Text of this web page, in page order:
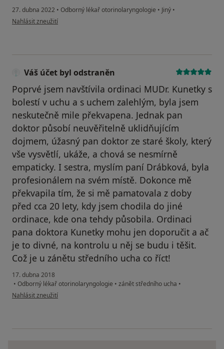
27. dubna 2022 • Odborný lékař otorinolaryngologie • Jiný •
podle názoru uživatele Romana
Nahlásit zneužití
Váš účet byl odstraněn
Poprvé jsem navštívila ordinaci MUDr. Kunetky s
bolestí v uchu a s uchem zalehlým, byla jsem
neskutečně mile překvapena. Jednak pan
doktor působí neuvěřitelně uklidňujícím
dojmem, úžasný pan doktor ze staré školy, který
vše vysvětlí, ukáže, a chová se nesmírně
empaticky. I sestra, myslím paní Drábková, byla
profesionálem na svém místě. Dokonce mě
překvapila tím, že si mě pamatovala z doby
před cca 20 lety, kdy jsem chodila do jiné
ordinace, kde ona tehdy působila. Ordinaci
pana doktora Kunetky mohu jen doporučit a ač
je to divné, na kontrolu u něj se budu i těšit.
Což je u zánětu středního ucha co říct!
17. dubna 2018
• Odborný lékař otorinolaryngologie • zánět středního ucha •
podle názoru uživatele Váš účet byl odstraněn
Nahlásit zneužití